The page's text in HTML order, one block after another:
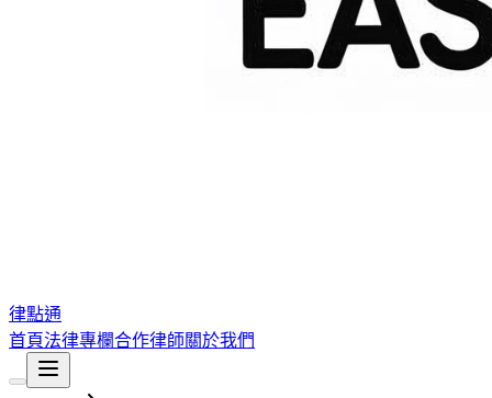
律點通
首頁法律專欄合作律師關於我們